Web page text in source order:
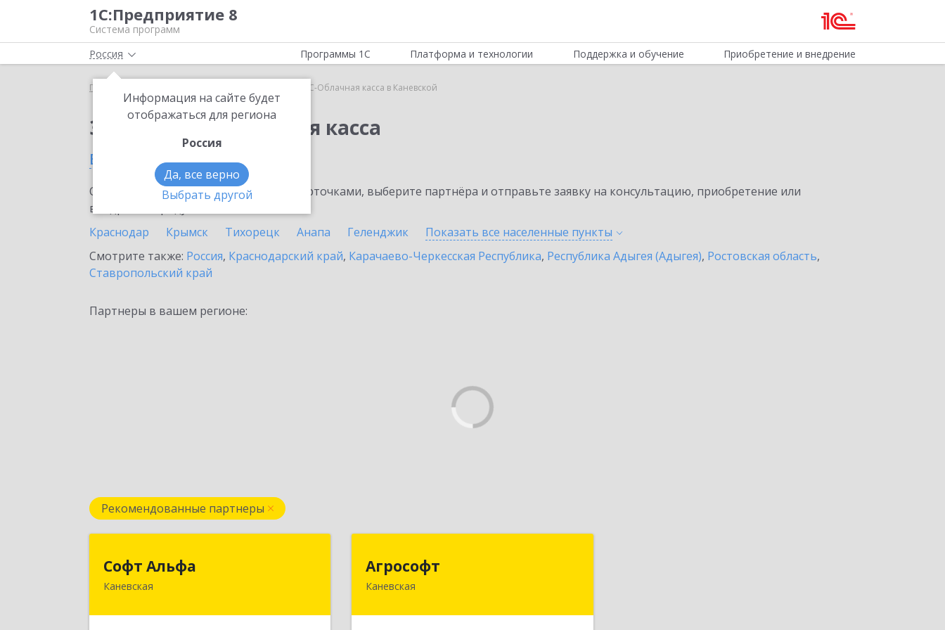
1С:Предприятие 8
Система программ
Россия
Информация на сайте будет
отображаться для региона
Россия
Да, все верно
Выбрать другой
Программы 1С Платформа и технологии Поддержка и обучение Приобретение и внедрение
Главная 1С-Облачная касса в Каневской
Заказать 1С-Облачная касса
в Каневской
Ознакомьтесь с информационными карточками, выберите партнёра и отправьте заявку на консультацию, приобретение или
внедрение продукта.
Краснодар
Крымск Тихорецк Анапа Геленджик Показать все населенные пункты
Смотрите также: Россия, Краснодарский край, Карачаево-Черкесская Республика, Республика Адыгея (Адыгея), Ростовская область,
Ставропольский край
Партнеры в вашем регионе:
Рекомендованные партнеры
Софт Альфа
Каневская
Агрософт
Каневская